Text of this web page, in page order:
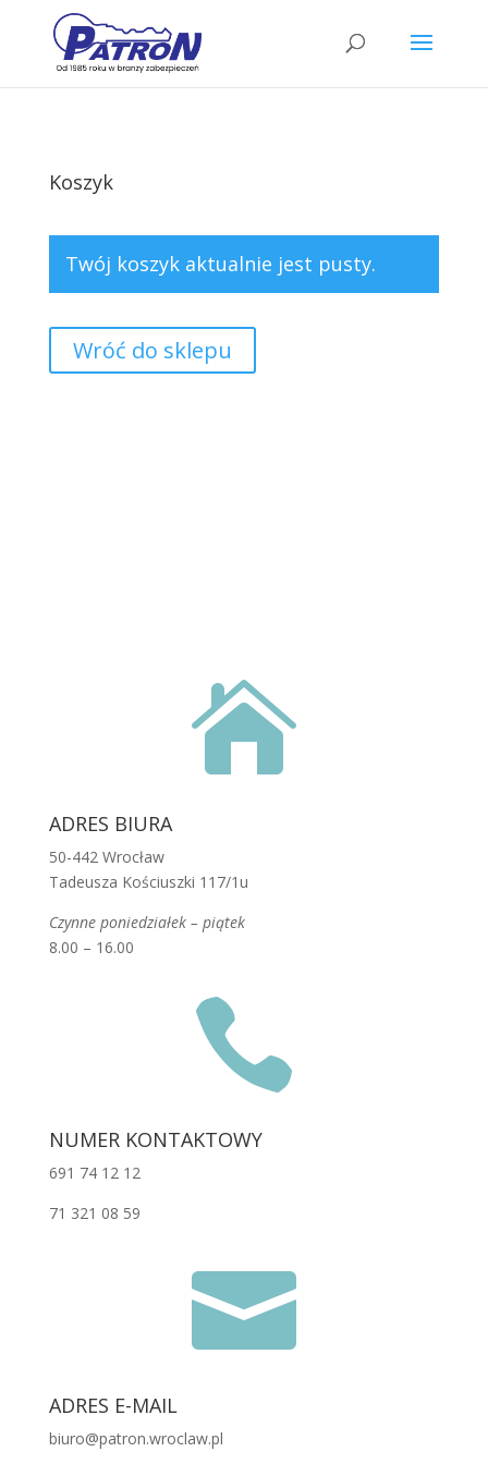
Wyszukiwarka
produktów
Koszyk
Twój koszyk aktualnie jest pusty.
Wróć do sklepu

ADRES BIURA
50-442 Wrocław
Tadeusza Kościuszki 117/1u
Czynne poniedziałek – piątek
8.00 – 16.00

NUMER KONTAKTOWY
691 74 12 12
71 321 08 59

ADRES E-MAIL
biuro@patron.wroclaw.pl